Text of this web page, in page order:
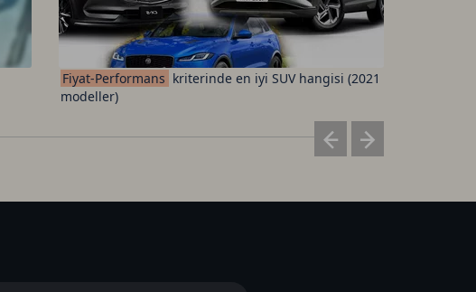
Fiyat-Performans kriterinde en iyi SUV hangisi (2021
modeller)